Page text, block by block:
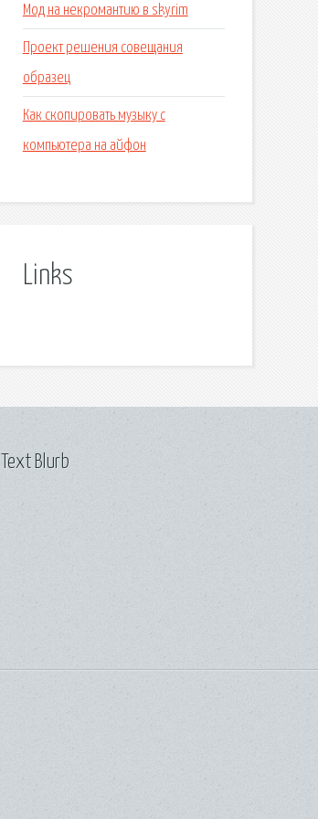
Мод на некромантию в skyrim
Проект решения совещания
образец
Как скопировать музыку с
компьютера на айфон
Links
Blurb